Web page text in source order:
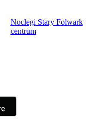
Noclegi Stary Folwark
centrum